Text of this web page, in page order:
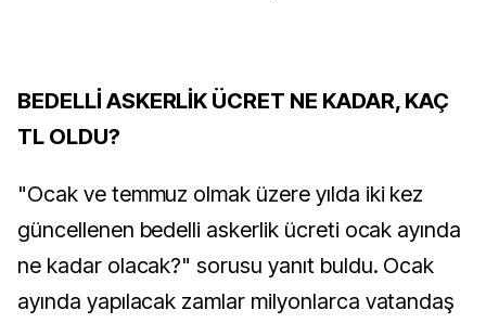
BEDELLİ ASKERLİK ÜCRET NE KADAR, KAÇ
TL OLDU?
"Ocak ve temmuz olmak üzere yılda iki kez
güncellenen bedelli askerlik ücreti ocak ayında
ne kadar olacak?" sorusu yanıt buldu. Ocak
ayında yapılacak zamlar milyonlarca vatandaş